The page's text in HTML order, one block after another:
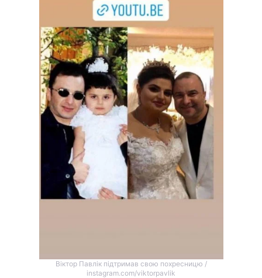
Віктор Павлік підтримав свою похресницю /
instagram.com/viktorpavlik